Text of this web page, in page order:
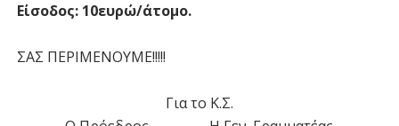
Είσοδος: 10ευρώ/άτομο.
ΣΑΣ ΠΕΡΙΜΕΝΟΥΜΕ!!!!!
Για το Κ.Σ.